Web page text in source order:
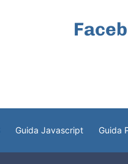
Guida Javascript Guida